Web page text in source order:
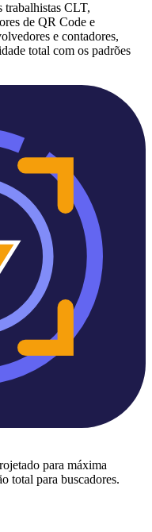
trabalhistas CLT,
de QR Code e
e contadores,
total com os padrões
para máxima
total para buscadores.